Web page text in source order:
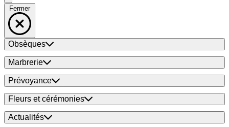
Fermer
Obsèques
Marbrerie
Prévoyance
Fleurs et cérémonies
Actualités